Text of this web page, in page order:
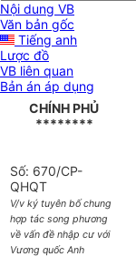
Nội dung VB
Văn bản gốc
Tiếng anh
Lược đồ
VB liên quan
Bản án áp dụng
CHÍNH PHỦ
********
Số: 670/CP-
QHQT
V/v ký tuyên bố chung
hợp tác song phương
về vấn đề nhập cư với
Vương quốc Anh